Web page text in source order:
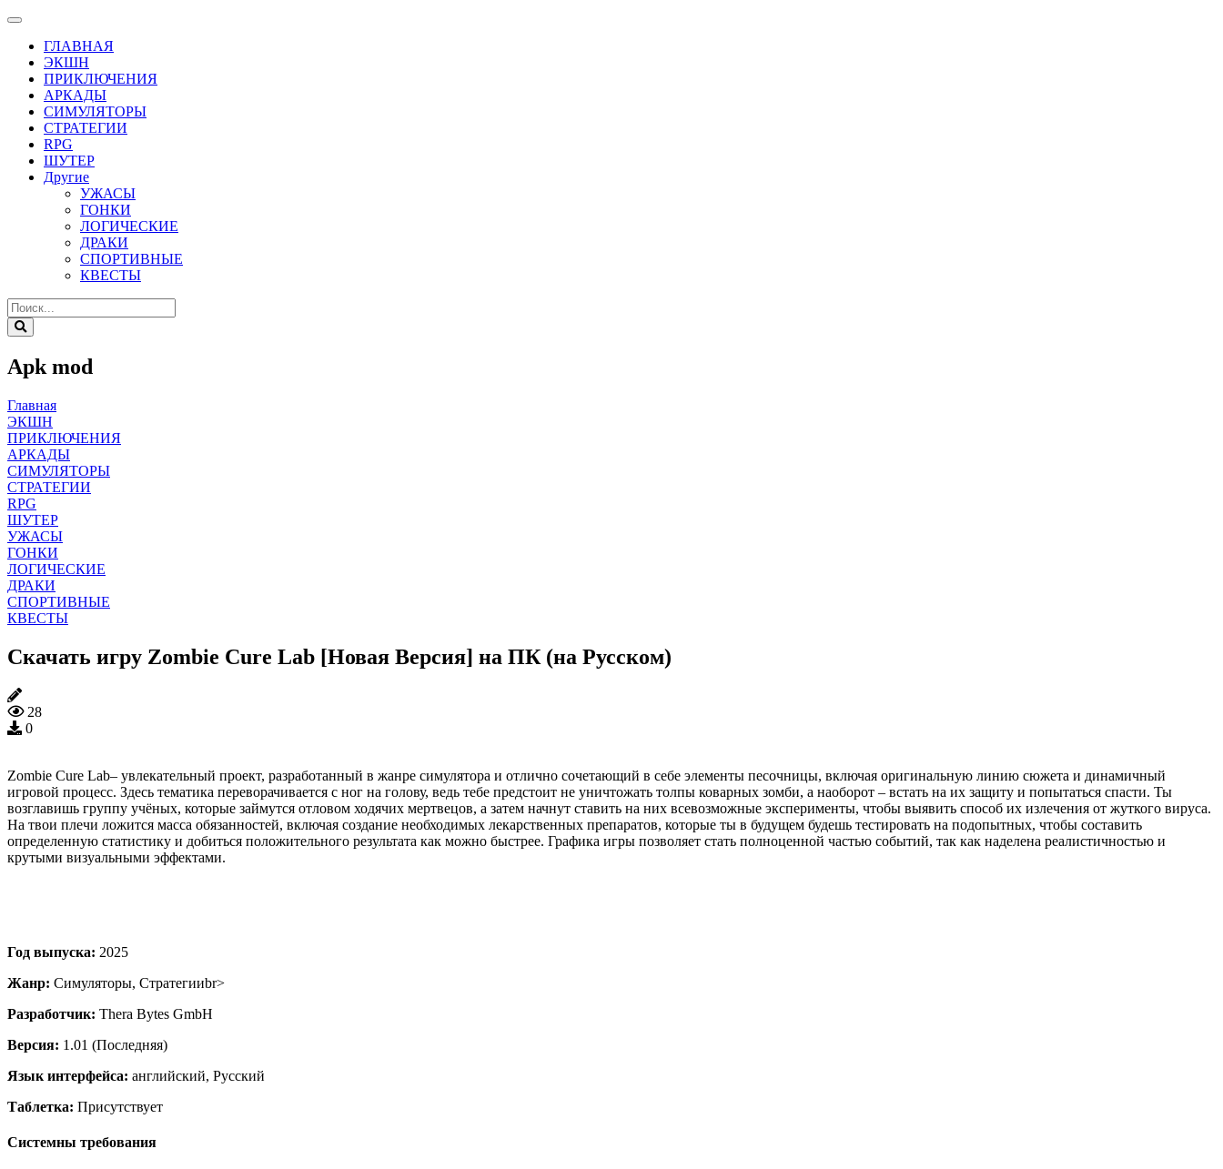
ГЛАВНАЯ
ЭКШН
ПРИКЛЮЧЕНИЯ
АРКАДЫ
СИМУЛЯТОРЫ
СТРАТЕГИИ
RPG
ШУТЕР
Другие
УЖАСЫ
ГОНКИ
ЛОГИЧЕСКИЕ
ДРАКИ
СПОРТИВНЫЕ
КВЕСТЫ
Apk mod
Главная
ЭКШН
ПРИКЛЮЧЕНИЯ
АРКАДЫ
СИМУЛЯТОРЫ
СТРАТЕГИИ
RPG
ШУТЕР
УЖАСЫ
ГОНКИ
ЛОГИЧЕСКИЕ
ДРАКИ
СПОРТИВНЫЕ
КВЕСТЫ
Скачать игру Zombie Cure Lab [Новая Версия] на ПК (на Русском)
28
0
Zombie Cure Lab– увлекательный проект, разработанный в жанре симулятора и отлично сочетающий в себе элементы песочницы, включая оригинальную линию сюжета и динамичный
игровой процесс. Здесь тематика переворачивается с ног на голову, ведь тебе предстоит не уничтожать толпы коварных зомби, а наоборот – встать на их защиту и попытаться спасти. Ты
возглавишь группу учёных, которые займутся отловом ходячих мертвецов, а затем начнут ставить на них всевозможные эксперименты, чтобы выявить способ их излечения от жуткого вируса.
На твои плечи ложится масса обязанностей, включая создание необходимых лекарственных препаратов, которые ты в будущем будешь тестировать на подопытных, чтобы составить
определенную статистику и добиться положительного результата как можно быстрее. Графика игры позволяет стать полноценной частью событий, так как наделена реалистичностью и
крутыми визуальными эффектами.
Год выпуска: 2025
Жанр: Симуляторы, Стратегииbr>
Разработчик: Thera Bytes GmbH
Версия: 1.01 (Последняя)
Язык интерфейса: английский, Русский
Таблетка: Присутствует
Системны требования